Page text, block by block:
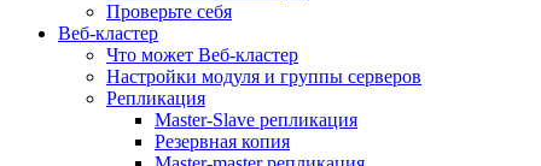
Проверьте себя
Веб-кластер
Что может Веб-кластер
Настройки модуля и группы серверов
Репликация
Master-Slave репликация
Резервная копия